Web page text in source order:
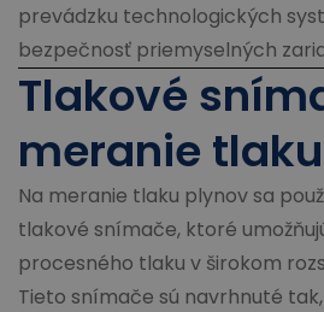
prevádzku technologických
bezpečnosť priemyselných
Tlakové
meranie
Na meranie tlaku plynov sa
tlakové snímače, ktoré
procesného tlaku v širokom
Tieto snímače sú navrhnuté